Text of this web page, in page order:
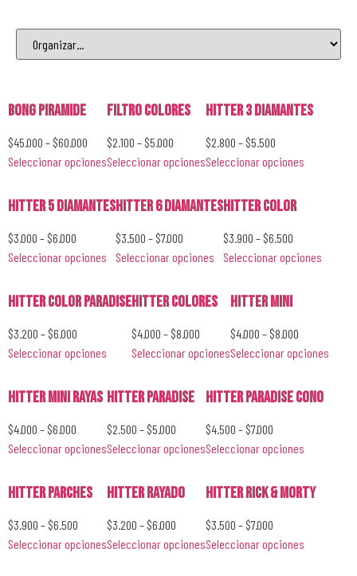
Bong Piramide
$45.000 – $60.000
Seleccionar opciones
Filtro Colores
$2.100 – $5.000
Seleccionar opciones
Hitter 3 Diamantes
$2.800 – $5.500
Seleccionar opciones
Hitter 5 Diamantes
$3.000 – $6.000
Seleccionar opciones
Hitter 6 Diamantes
$3.500 – $7.000
Seleccionar opciones
Hitter Color
$3.900 – $6.500
Seleccionar opciones
Hitter Color Paradise
$3.200 – $6.000
Seleccionar opciones
Hitter Colores
$4.000 – $8.000
Seleccionar opciones
Hitter Mini
$4.000 – $8.000
Seleccionar opciones
Hitter Mini Rayas
$4.000 – $6.000
Seleccionar opciones
Hitter Paradise
$2.500 – $5.000
Seleccionar opciones
Hitter Paradise Cono
$4.500 – $7.000
Seleccionar opciones
Hitter Parches
$3.900 – $6.500
Seleccionar opciones
Hitter Rayado
$3.200 – $6.000
Seleccionar opciones
Hitter Rick & Morty
$3.500 – $7.000
Seleccionar opciones